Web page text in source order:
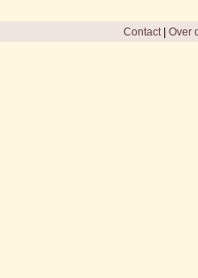
Contact| Over